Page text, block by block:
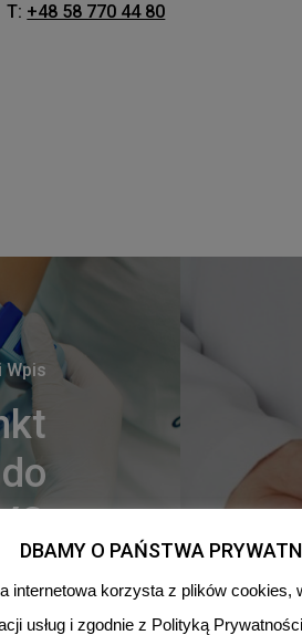
T: +48 58 770 44 80
Wpis
DBAMY O PAŃSTWA
internetowa korzysta z plików cookies,
usług i zgodnie z Polityką